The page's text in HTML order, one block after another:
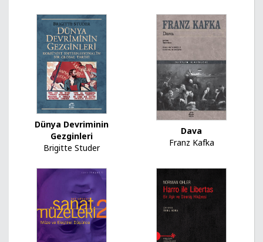
Dünya Devriminin
Gezginleri
Brigitte Studer
Dava
Franz Kafka